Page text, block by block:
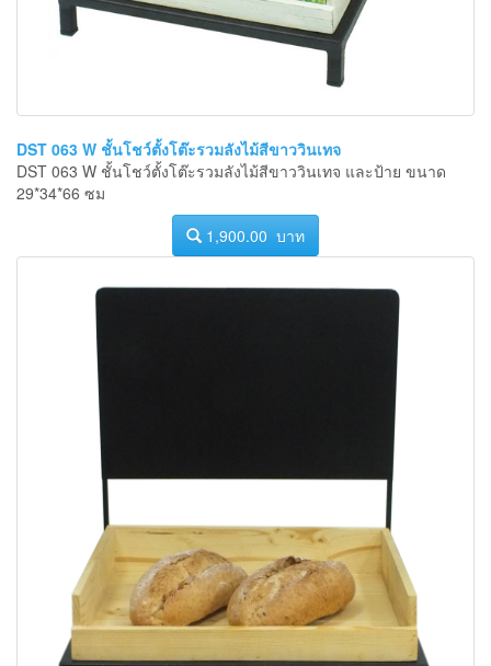
DST 063 W ชั้นโชว์ตั้งโต๊ะรวมลังไม้สีขาววินเทจ
DST 063 W ชั้นโชว์ตั้งโต๊ะรวมลังไม้สีขาววินเทจ และป้าย ขนาด
29*34*66 ซม
1,900.00 บาท